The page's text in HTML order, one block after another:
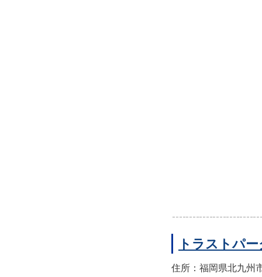
トラストパ
住所：福岡県北九州